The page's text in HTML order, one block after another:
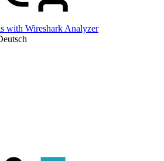
with Wireshark Analyzer